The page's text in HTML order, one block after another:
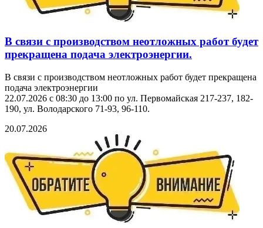
В связи с производством неотложных работ будет
прекращена подача электроэнергии.
В связи с производством неотложных работ будет прекращена
подача электроэнергии
22.07.2026 с 08:30 до 13:00 по ул. Первомайская 217-237, 182-
190, ул. Володарского 71-93, 96-110.
20.07.2026